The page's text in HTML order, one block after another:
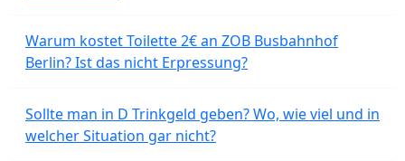
Warum kostet Toilette 2€ an ZOB Busbahnhof
Berlin? Ist das nicht Erpressung?
Sollte man in D Trinkgeld geben? Wo, wie viel und in
welcher Situation gar nicht?